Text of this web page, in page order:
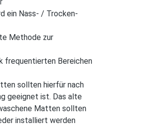
ein Nass- / Trocken-
Methode zur
frequentierten Bereichen
sollten hierfür nach
geeignet ist. Das alte
Matten sollten
installiert werden